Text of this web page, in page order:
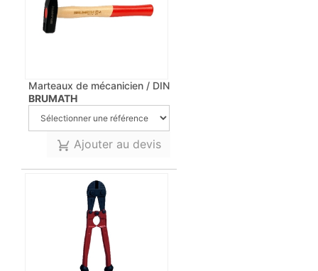
Marteaux de mécanicien / DIN
BRUMATH
Ajouter au devis